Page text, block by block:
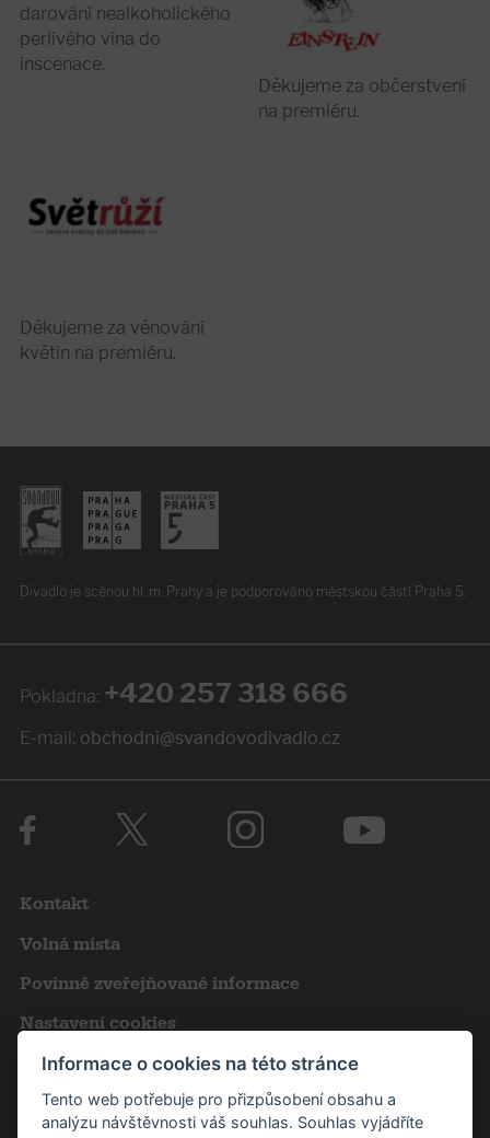
darování nealkoholického
perlivého vína do
inscenace.
Děkujeme za občerstvení
na premiéru.
Děkujeme za věnování
květin na premiéru.
Divadlo je scénou hl. m. Prahy a je podporováno městskou částí Praha 5.
Pokladna: +420 257 318 666
E-mail: obchodni@svandovodivadlo.cz
Kontakt
Volná místa
Povinně zveřejňované informace
Nastavení cookies
Obchodní podmínky
Výroční zprávy
Informace o cookies na této stránce
Tento web potřebuje pro přizpůsobení obsahu a
analýzu návštěvnosti váš souhlas. Souhlas vyjádříte